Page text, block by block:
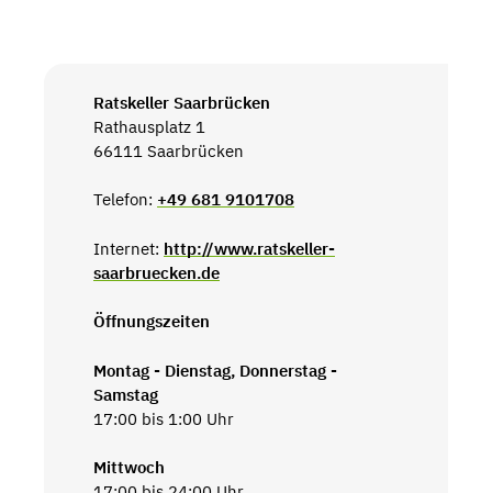
Ratskeller Saarbrücken
Rathausplatz 1
66111 Saarbrücken
Telefon: +49 681 9101708
Internet: http://www.ratskeller-
saarbruecken.de
Öffnungszeiten
Montag - Dienstag, Donnerstag -
Samstag
17:00 bis 1:00 Uhr
Mittwoch